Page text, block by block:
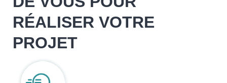
RÉALISER VOTRE
PROJET